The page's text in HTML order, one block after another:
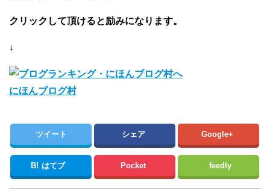
クリックして頂けると励みになります。
↓
にほんブログ村
ツイート シェア Google+
B! はてブ Pocket feedly